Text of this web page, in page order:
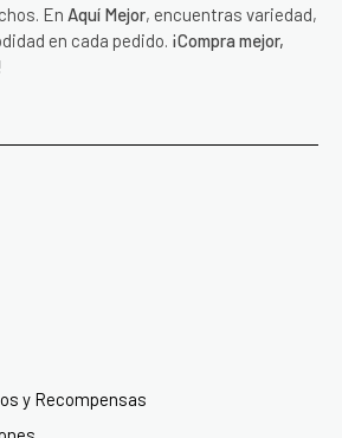
En Aquí Mejor, encuentras variedad,
en cada pedido. ¡Compra mejor,
y Recompensas